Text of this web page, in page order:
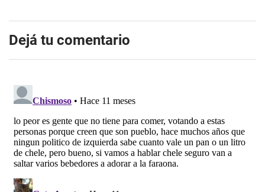
Dejá tu comentario